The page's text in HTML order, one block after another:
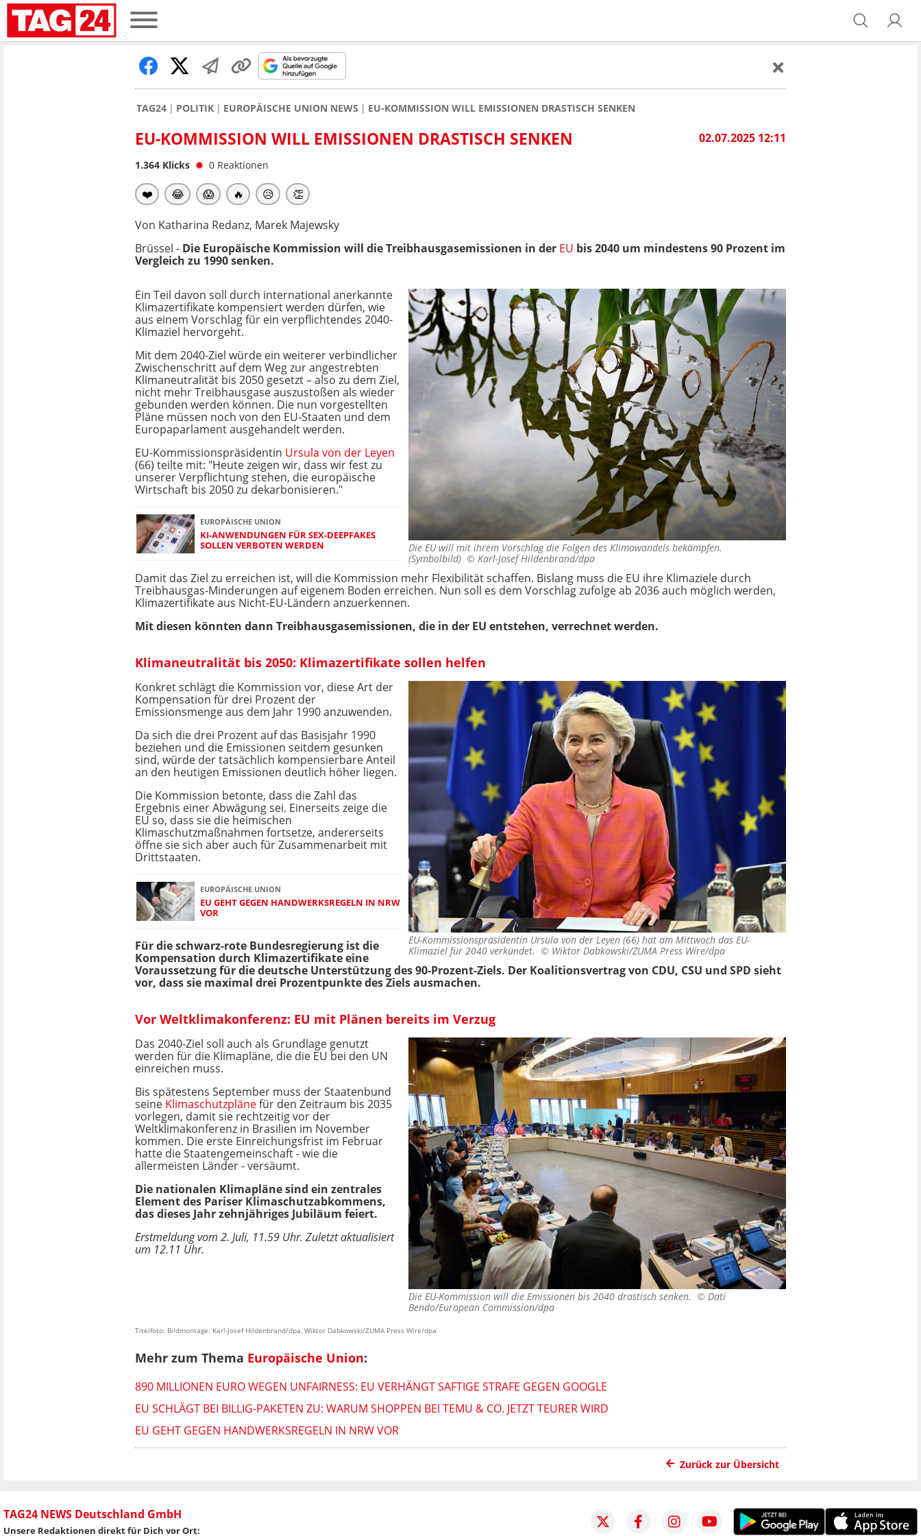
TAG24 POLITIK EUROPÄISCHE UNION NEWS EU-KOMMISSION WILL EMISSIONEN DRASTISCH SENKEN
02.07.2025 12:11
EU-KOMMISSION WILL EMISSIONEN DRASTISCH SENKEN
1.364 Klicks 0 Reaktionen
❤️ 😂 😱 🔥 😥 👏
Von Katharina Redanz, Marek Majewsky
Brüssel - Die Europäische Kommission will die Treibhausgasemissionen in der EU bis 2040 um mindestens 90 Prozent im
Vergleich zu 1990 senken.
Die EU will mit ihrem Vorschlag die Folgen des Klimawandels bekämpfen.
(Symbolbild) © Karl-Josef Hildenbrand/dpa
Ein Teil davon soll durch international anerkannte
Klimazertifikate kompensiert werden dürfen, wie
aus einem Vorschlag für ein verpflichtendes 2040-
Klimaziel hervorgeht.
Mit dem 2040-Ziel würde ein weiterer verbindlicher
Zwischenschritt auf dem Weg zur angestrebten
Klimaneutralität bis 2050 gesetzt – also zu dem Ziel,
nicht mehr Treibhausgase auszustoßen als wieder
gebunden werden können. Die nun vorgestellten
Pläne müssen noch von den EU-Staaten und dem
Europaparlament ausgehandelt werden.
EU-Kommissionspräsidentin Ursula von der Leyen
(66) teilte mit: "Heute zeigen wir, dass wir fest zu
unserer Verpflichtung stehen, die europäische
Wirtschaft bis 2050 zu dekarbonisieren."
EUROPÄISCHE UNION
KI-ANWENDUNGEN FÜR SEX-DEEPFAKES
SOLLEN VERBOTEN WERDEN
Damit das Ziel zu erreichen ist, will die Kommission mehr Flexibilität schaffen. Bislang muss die EU ihre Klimaziele durch
Treibhausgas-Minderungen auf eigenem Boden erreichen. Nun soll es dem Vorschlag zufolge ab 2036 auch möglich werden,
Klimazertifikate aus Nicht-EU-Ländern anzuerkennen.
Mit diesen könnten dann Treibhausgasemissionen, die in der EU entstehen, verrechnet werden.
Klimaneutralität bis 2050: Klimazertifikate sollen helfen
EU-Kommissionspräsidentin Ursula von der Leyen (66) hat am Mittwoch das EU-
Klimaziel für 2040 verkündet. © Wiktor Dabkowski/ZUMA Press Wire/dpa
Konkret schlägt die Kommission vor, diese Art der
Kompensation für drei Prozent der
Emissionsmenge aus dem Jahr 1990 anzuwenden.
Da sich die drei Prozent auf das Basisjahr 1990
beziehen und die Emissionen seitdem gesunken
sind, würde der tatsächlich kompensierbare Anteil
an den heutigen Emissionen deutlich höher liegen.
Die Kommission betonte, dass die Zahl das
Ergebnis einer Abwägung sei. Einerseits zeige die
EU so, dass sie die heimischen
Klimaschutzmaßnahmen fortsetze, andererseits
öffne sie sich aber auch für Zusammenarbeit mit
Drittstaaten.
EUROPÄISCHE UNION
EU GEHT GEGEN HANDWERKSREGELN IN NRW
VOR
Für die schwarz-rote Bundesregierung ist die
Kompensation durch Klimazertifikate eine
Voraussetzung für die deutsche Unterstützung des 90-Prozent-Ziels. Der Koalitionsvertrag von CDU, CSU und SPD sieht
vor, dass sie maximal drei Prozentpunkte des Ziels ausmachen.
Vor Weltklimakonferenz: EU mit Plänen bereits im Verzug
Die EU-Kommission will die Emissionen bis 2040 drastisch senken. © Dati
Bendo/European Commission/dpa
Das 2040-Ziel soll auch als Grundlage genutzt
werden für die Klimapläne, die die EU bei den UN
einreichen muss.
Bis spätestens September muss der Staatenbund
seine Klimaschutzplänefür den Zeitraum bis 2035
vorlegen, damit sie rechtzeitig vor der
Weltklimakonferenz in Brasilien im November
kommen. Die erste Einreichungsfrist im Februar
hatte die Staatengemeinschaft - wie die
allermeisten Länder - versäumt.
Die nationalen Klimapläne sind ein zentrales
Element des Pariser Klimaschutzabkommens,
das dieses Jahr zehnjähriges Jubiläum feiert.
Erstmeldung vom 2. Juli, 11.59 Uhr. Zuletzt aktualisiert
um 12.11 Uhr.
Titelfoto: Bildmontage: Karl-Josef Hildenbrand/dpa, Wiktor Dabkowski/ZUMA Press Wire/dpa
Mehr zum Thema Europäische Union:
890 MILLIONEN EURO WEGEN UNFAIRNESS: EU VERHÄNGT SAFTIGE STRAFE GEGEN GOOGLE
EU SCHLÄGT BEI BILLIG-PAKETEN ZU: WARUM SHOPPEN BEI TEMU & CO. JETZT TEURER WIRD
EU GEHT GEGEN HANDWERKSREGELN IN NRW VOR
Zurück zur Übersicht
TAG24 NEWS Deutschland GmbH
Unsere Redaktionen direkt für Dich vor Ort: